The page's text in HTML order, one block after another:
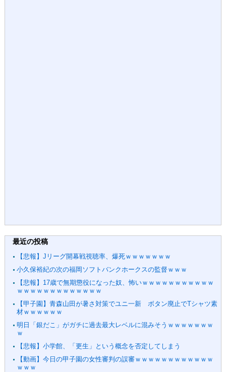
最近の投稿
【悲報】Jリーグ開幕戦視聴率、爆死ｗｗｗｗｗｗｗ
小久保裕紀の次の福岡ソフトバンクホークスの監督ｗｗｗ
【悲報】17歳で無期懲役になった奴、怖いｗｗｗｗｗｗｗｗｗｗｗ
ｗｗｗｗｗｗｗｗｗｗｗｗｗ
【甲子園】青森山田が暑さ対策でユニ一新 ボタン廃止でTシャツ素
材ｗｗｗｗｗｗ
明日「銀だこ」がガチに過去最大レベルに混みそうｗｗｗｗｗｗｗ
ｗ
【悲報】小学館、「更生」という概念を否定してしまう
【動画】今日の甲子園の女性審判の誤審ｗｗｗｗｗｗｗｗｗｗｗｗ
ｗｗｗ